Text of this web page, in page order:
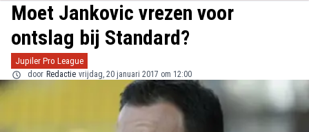
Moet Jankovic vrezen voor
ontslag bij Standard?
Jupiler Pro League
door Redactie vrijdag, 20 januari 2017 om 12:00